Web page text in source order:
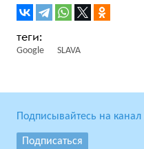
Google SLAVA
Подписывайтесь на канал
Подписаться